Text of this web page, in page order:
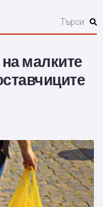
малките